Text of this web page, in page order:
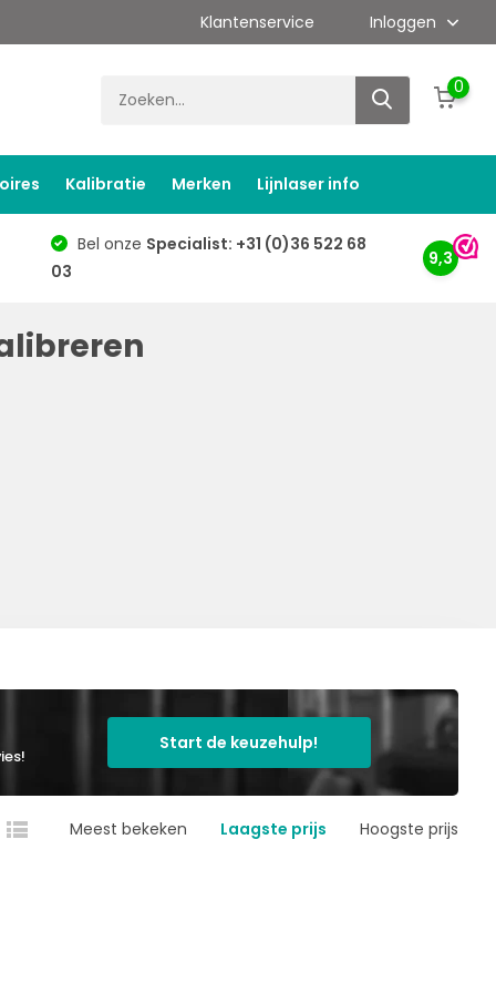
Klantenservice Inloggen
0
Kalibratie Merken Lijnlaser info
Bel onze Specialist: +31 (0)36 522 68
03
9,3
Start de keuzehulp!
Meest bekeken Laagste prijs Hoogste prijs